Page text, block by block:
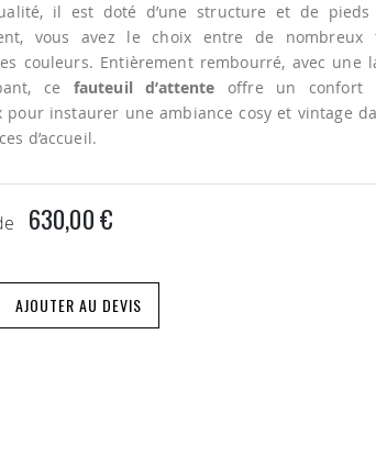
il est doté d’une structure et de
vous avez le choix entre de nombreux
couleurs. Entièrement rembourré, avec une
ce fauteuil d’attente offre un confort
pour instaurer une ambiance cosy et vintage
d’accueil.
630,00 €
AJOUTER AU DEVIS